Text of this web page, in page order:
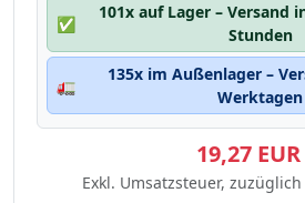
✅
101x auf Lager – Versand
Stunden
🚛
135x im Außenlager –
Werktagen
19,27 EUR
Exkl. Umsatzsteuer,